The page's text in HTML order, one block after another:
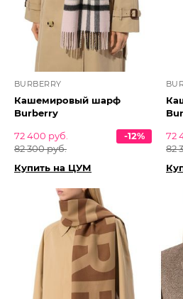
BURBERRY
Кашемировый шарф
Burberry
72 400 руб.
82 300 руб.
-12%
Купить на ЦУМ
72
82